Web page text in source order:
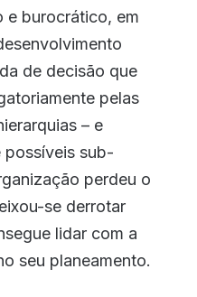
e burocrático, em
de decisão que
pelas
– e
possíveis sub-
perdeu o
se derrotar
lidar com a
seu planeamento.